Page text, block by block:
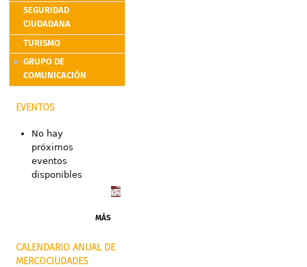
SEGURIDAD
CIUDADANA
TURISMO
GRUPO DE
COMUNICACIÓN
EVENTOS
No hay
próximos
eventos
disponibles
MÁS
CALENDARIO ANUAL DE
MERCOCIUDADES